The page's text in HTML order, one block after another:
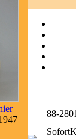
88-2801